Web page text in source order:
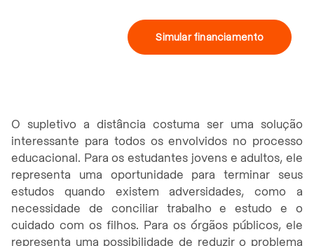
Simular financiamento
O supletivo a distância costuma ser uma solução
interessante para todos os envolvidos no processo
educacional. Para os estudantes jovens e adultos, ele
representa uma oportunidade para terminar seus
estudos quando existem adversidades, como a
necessidade de conciliar trabalho e estudo e o
cuidado com os filhos. Para os órgãos públicos, ele
representa uma possibilidade de reduzir o problema